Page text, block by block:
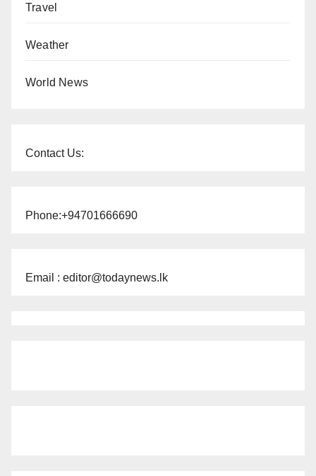
Travel
Weather
World News
Contact Us:
Phone:+94701666690
Email : editor@todaynews.lk